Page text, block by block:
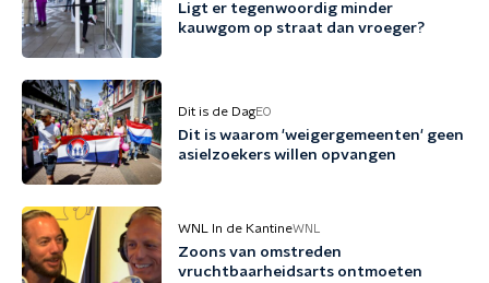
Ligt er tegenwoordig minder
kauwgom op straat dan vroeger?
Dit is de DagEO
Dit is waarom 'weigergemeenten' geen
asielzoekers willen opvangen
WNL In de KantineWNL
Zoons van omstreden
vruchtbaarheidsarts ontmoeten